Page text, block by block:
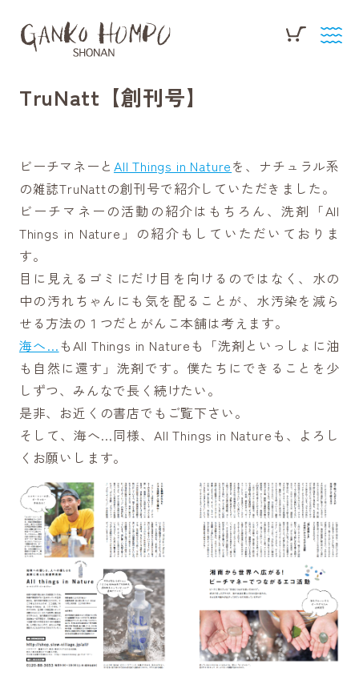
TruNatt【創刊号】
ビーチマネーと All Things in Natureを、ナチュラル系
の雑誌TruNattの創刊号で紹介していただきました。
ビーチマネーの活動の紹介はもちろん、洗剤「All
Things in Nature」の紹介もしていただいておりま
す。
目に見えるゴミにだけ目を向けるのではなく、水の
中の汚れちゃんにも気を配ることが、水汚染を減ら
せる方法の１つだとがんこ本舗は考えます。
海へ…もAll Things in Natureも「洗剤といっしょに油
も自然に還す」洗剤です。僕たちにできることを少
しずつ、みんなで長く続けたい。
是非、お近くの書店でもご覧下さい。
そして、海へ…同様、All Things in Natureも、よろし
くお願いします。